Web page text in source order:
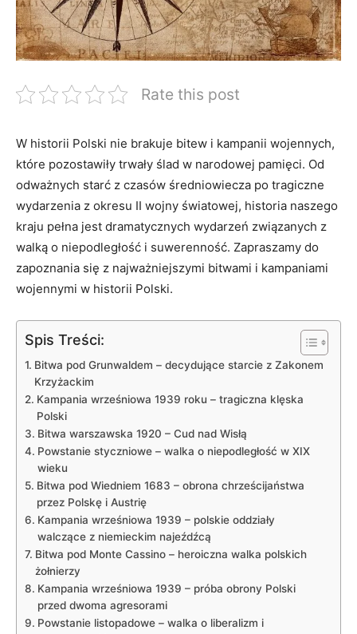
Rate this post
W ⁣historii Polski nie brakuje bitew i kampanii wojennych,
które pozostawiły ‍trwały ślad w narodowej pamięci. Od
odważnych starć z czasów średniowiecza po tragiczne
wydarzenia ‌z⁤ okresu⁤ II wojny światowej, historia naszego
kraju pełna jest ​dramatycznych wydarzeń związanych z
walką​ o niepodległość i⁤ suwerenność. Zapraszamy do⁢
zapoznania się ⁤z najważniejszymi bitwami i⁤ kampaniami
wojennymi w⁢ historii Polski.
Spis Treści:
Bitwa pod Grunwaldem⁣ – decydujące starcie z Zakonem
Krzyżackim
Kampania wrześniowa 1939 roku‌ – tragiczna klęska‌
Polski
Bitwa warszawska 1920⁢ – Cud nad Wisłą
Powstanie styczniowe – walka⁣ o niepodległość w XIX⁣
wieku
Bitwa pod Wiedniem 1683 – obrona ⁣chrześcijaństwa
przez ⁣Polskę i ‍Austrię
Kampania wrześniowa 1939 – polskie oddziały
walczące z niemieckim najeźdźcą
Bitwa pod‌ Monte ‍Cassino – heroiczna walka polskich
żołnierzy
Kampania wrześniowa 1939 – próba obrony Polski
przed dwoma agresorami
Powstanie listopadowe – walka o ⁢liberalizm i